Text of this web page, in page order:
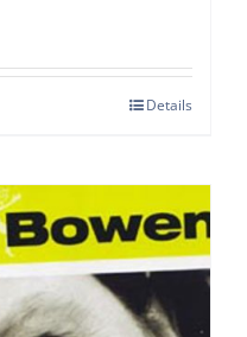
Details